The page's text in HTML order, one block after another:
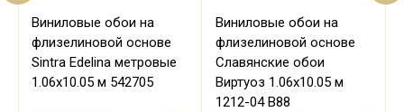
Виниловые обои на
флизелиновой основе
Sintra Edelina метровые
1.06х10.05 м 542705
Виниловые обои на
флизелиновой основе
Славянские обои
Виртуоз 1.06х10.05 м
1212-04 В88